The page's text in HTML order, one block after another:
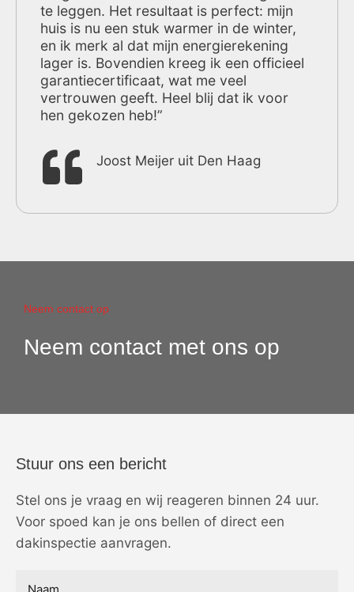
te leggen. Het resultaat is perfect: mijn
huis is nu een stuk warmer in de winter,
en ik merk al dat mijn energierekening
lager is. Bovendien kreeg ik een officieel
garantiecertificaat, wat me veel
vertrouwen geeft. Heel blij dat ik voor
hen gekozen heb!”
Joost Meijer uit Den Haag
Neem contact op
Neem contact met ons op
Stuur ons een bericht
Stel ons je vraag en wij reageren binnen 24 uur.
Voor spoed kan je ons bellen of direct een
dakinspectie aanvragen.